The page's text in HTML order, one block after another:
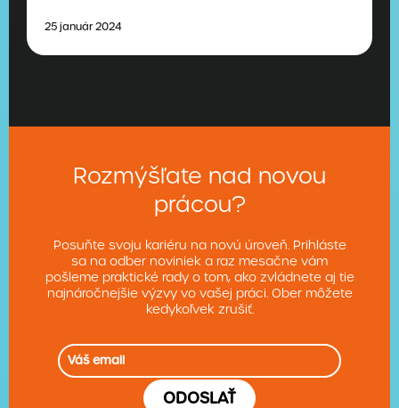
25 január 2024
Rozmýšľate nad novou
prácou?
Posuňte svoju kariéru na novú úroveň. Prihláste
sa na odber noviniek a raz mesačne vám
pošleme praktické rady o tom, ako zvládnete aj tie
najnáročnejšie výzvy vo vašej práci. Ober môžete
kedykoľvek zrušiť.